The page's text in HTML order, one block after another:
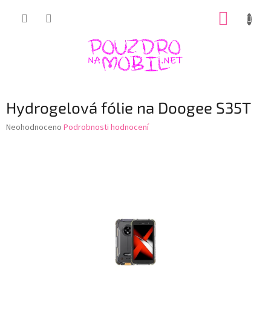
Hydrogelová fólie na Doogee S35T
Průměrné
Neohodnoceno Podrobnosti hodnocení